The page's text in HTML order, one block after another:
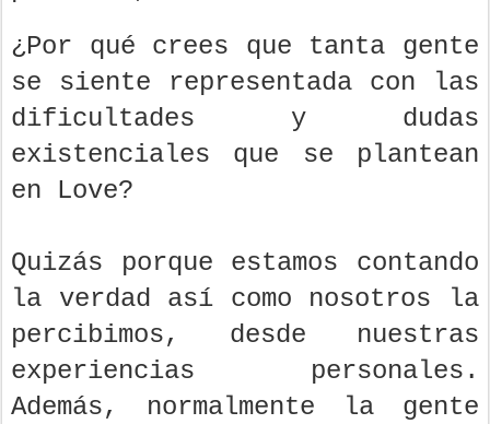
¿Por qué crees que tanta gente
se siente representada con las
dificultades y dudas
existenciales que se plantean
en Love?
Quizás porque estamos contando
la verdad así como nosotros la
percibimos, desde nuestras
experiencias personales.
Además, normalmente la gente